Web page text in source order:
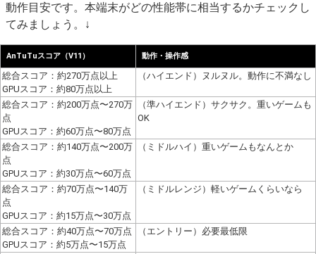
動作目安です。本端末がどの性能帯に相当するかチェックし
てみましょう。↓
AnTuTuスコア（V11） 動作・操作感
総合スコア：約270万点以上
GPUスコア：約80万点以上
（ハイエンド）ヌルヌル。動作に不満なし
総合スコア：約200万点〜270万
点
GPUスコア：約60万点〜80万点
（準ハイエンド）サクサク。重いゲームも
OK
総合スコア：約140万点〜200万
点
GPUスコア：約30万点〜60万点
（ミドルハイ）重いゲームもなんとか
総合スコア：約70万点〜140万
点
GPUスコア：約15万点〜30万点
（ミドルレンジ）軽いゲームくらいなら
総合スコア：約40万点〜70万点
GPUスコア：約5万点〜15万点
（エントリー）必要最低限